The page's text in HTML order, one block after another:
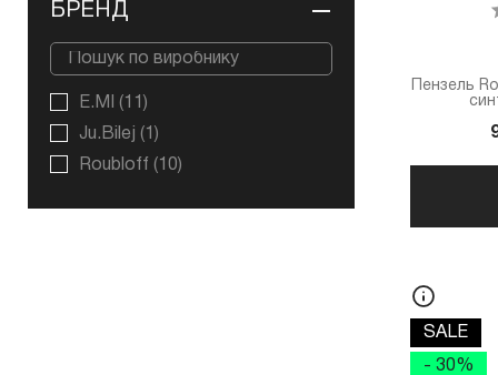
БРЕНД
E.MI
(11)
Ju.Bilej (1)
Roubloff (10)
Пензель
SALE
- 30%